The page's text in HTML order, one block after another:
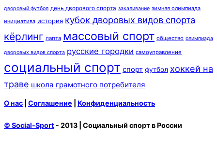
дворовый футбол день дворового спорта закаливание зимняя олимпиада
инициатива история кубок дворовых видов спорта
кёрлинг лапта массовый спорт общество олимпиада
дворовых видов спорта русские городки самоуправление
социальный спорт спорт футбол хоккей на
траве школа грамотного потребителя
О нас Соглашение Конфиденциальность
© Social-Sport - 2013 | Социальный спорт в России